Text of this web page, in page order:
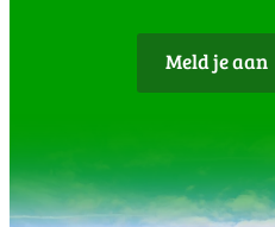
Meld je aan